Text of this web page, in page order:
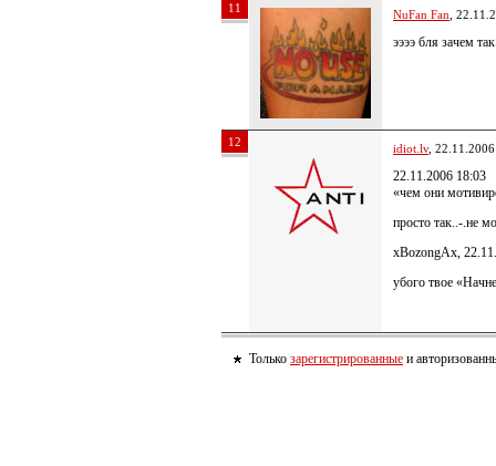
11 NuFan Fan ,
ээээ бля зачем
12 idiot.lv,
22.11.2006 18:03
«чем они
просто так..-.не
xBozongAx,
убого твое
Только зарегистрированные и